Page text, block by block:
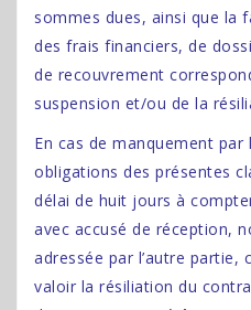
sommes dues, ainsi que la
des frais financiers, de
de recouvrement
suspension et/ou de la
En cas de manquement par
obligations des présentes
délai de huit jours à
avec accusé de réception,
adressée par l’autre
valoir la résiliation du